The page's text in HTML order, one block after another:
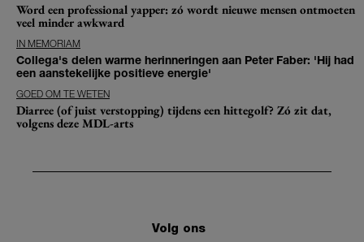
Word een professional yapper: zó wordt nieuwe mensen ontmoeten
veel minder awkward
IN MEMORIAM
Collega's delen warme herinneringen aan Peter Faber: 'Hij had
een aanstekelijke positieve energie'
GOED OM TE WETEN
Diarree (of juist verstopping) tijdens een hittegolf? Zó zit dat,
volgens deze MDL-arts
Volg ons